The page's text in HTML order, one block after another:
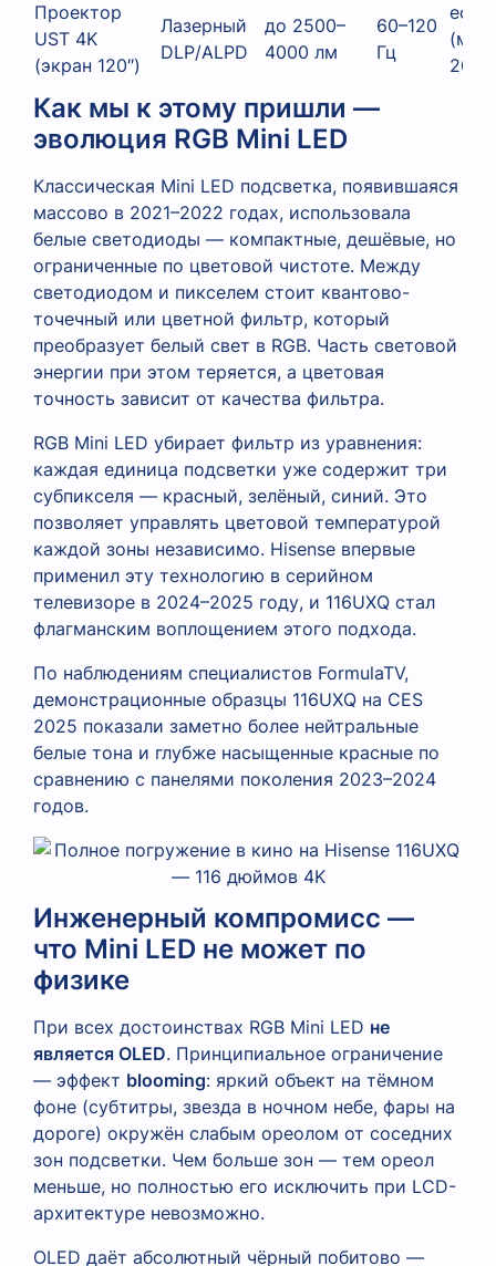
Проектор
UST 4K
(экран 120″)
Лазерный
DLP/ALPD
до 2500–
4000 лм
60–120
Гц
есть
Как мы к этому пришли —
эволюция RGB Mini LED
Классическая Mini LED подсветка, появившаяся
массово в 2021–2022 годах, использовала
белые светодиоды — компактные, дешёвые, но
ограниченные по цветовой чистоте. Между
светодиодом и пикселем стоит квантово-
точечный или цветной фильтр, который
преобразует белый свет в RGB. Часть световой
энергии при этом теряется, а цветовая
точность зависит от качества фильтра.
RGB Mini LED убирает фильтр из уравнения:
каждая единица подсветки уже содержит три
субпикселя — красный, зелёный, синий. Это
позволяет управлять цветовой температурой
каждой зоны независимо. Hisense впервые
применил эту технологию в серийном
телевизоре в 2024–2025 году, и 116UXQ стал
флагманским воплощением этого подхода.
По наблюдениям специалистов FormulaTV,
демонстрационные образцы 116UXQ на CES
2025 показали заметно более нейтральные
белые тона и глубже насыщенные красные по
сравнению с панелями поколения 2023–2024
годов.
Инженерный компромисс —
что Mini LED не может по
физике
При всех достоинствах RGB Mini LED не
является OLED. Принципиальное ограничение
— эффект blooming: яркий объект на тёмном
фоне (субтитры, звезда в ночном небе, фары на
дороге) окружён слабым ореолом от соседних
зон подсветки. Чем больше зон — тем ореол
меньше, но полностью его исключить при LCD-
архитектуре невозможно.
OLED даёт абсолютный чёрный побитово —